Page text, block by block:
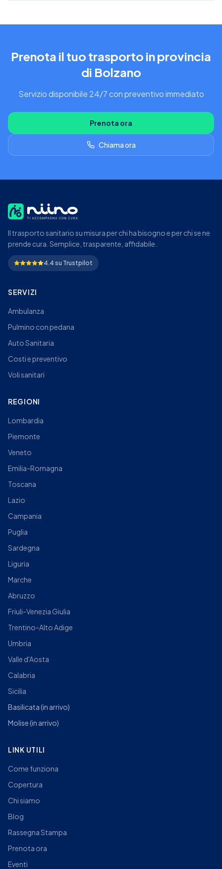
Prenota il tuo trasporto in provincia
di Bolzano
Servizio disponibile 24/7 con preventivo immediato
Prenota ora
Chiama ora
Il trasporto sanitario su misura per chi ha bisogno e per chi se ne
prende cura. Semplice, trasparente, affidabile.
4.4 su Trustpilot
SERVIZI
Ambulanza
Pulmino con pedana
Auto Sanitaria
Costi e preventivo
Voli sanitari
REGIONI
Lombardia
Piemonte
Veneto
Emilia-Romagna
Toscana
Lazio
Campania
Puglia
Sardegna
Liguria
Marche
Abruzzo
Friuli-Venezia Giulia
Trentino-Alto Adige
Umbria
Valle d'Aosta
Calabria
Sicilia
Basilicata(in arrivo)
Molise(in arrivo)
LINK UTILI
Come funziona
Copertura
Chi siamo
Blog
Rassegna Stampa
Prenota ora
Eventi